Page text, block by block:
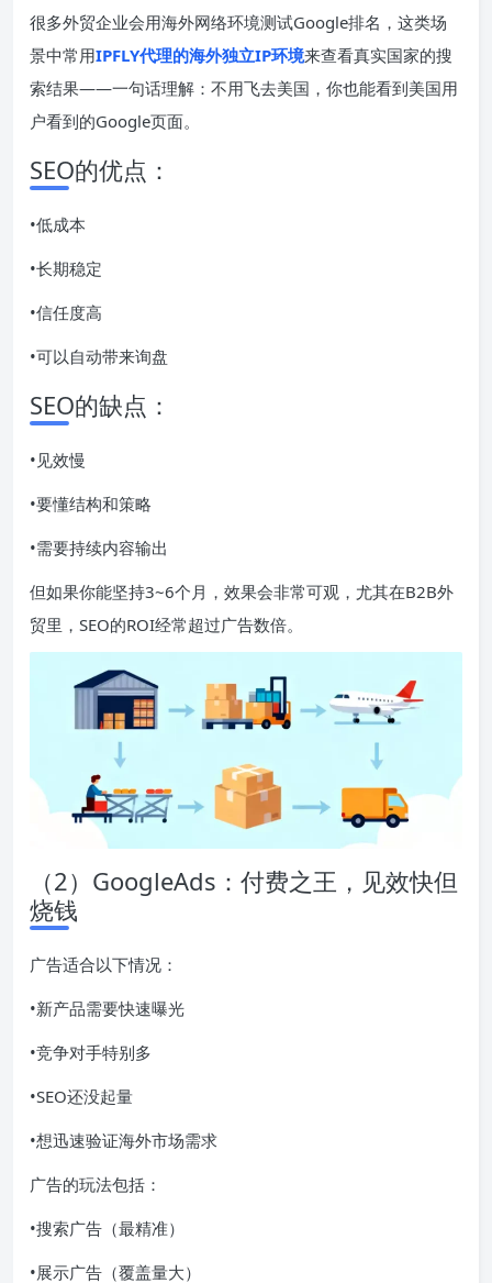
很多外贸企业会用海外网络环境测试Google排名，这类场
景中常用IPFLY代理的海外独立IP环境来查看真实国家的搜
索结果——一句话理解：不用飞去美国，你也能看到美国用
户看到的Google页面。
SEO的优点：
•低成本
•长期稳定
•信任度高
•可以自动带来询盘
SEO的缺点：
•见效慢
•要懂结构和策略
•需要持续内容输出
但如果你能坚持3~6个月，效果会非常可观，尤其在B2B外
贸里，SEO的ROI经常超过广告数倍。
（2）GoogleAds：付费之王，见效快但
烧钱
广告适合以下情况：
•新产品需要快速曝光
•竞争对手特别多
•SEO还没起量
•想迅速验证海外市场需求
广告的玩法包括：
•搜索广告（最精准）
•展示广告（覆盖量大）